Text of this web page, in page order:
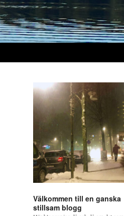
Välkommen till en ganska
stillsam blogg